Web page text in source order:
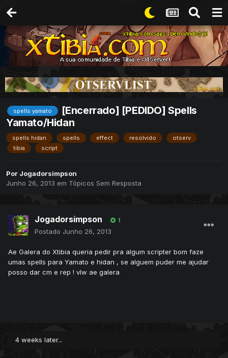
spells yamato
[Encerrado] [PEDIDO] Spells
Yamato/Hidan
spells hidan spells effect resolvido
otserv
tibia
script
Por Jogadorsimpson
Junho 26, 2013 em Tópicos Sem Resposta
Jogadorsimpson 1
Postado Junho 26, 2013
Ae Galera do Xtibia queria pedir pra algum scripter bom faze
umas spells para Yamato e hidan , se alguem puder me ajudar
posso dar cm e rep ! vlw ae galera
4 weeks later...